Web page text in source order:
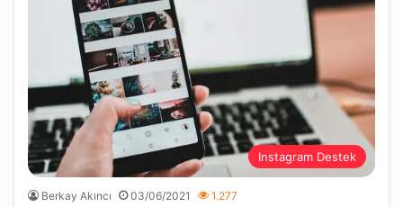
Instagram Destek
Berkay Akıncı 03/06/2021 1.277